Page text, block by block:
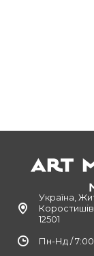
Україна,
12501
Пн-Нд /